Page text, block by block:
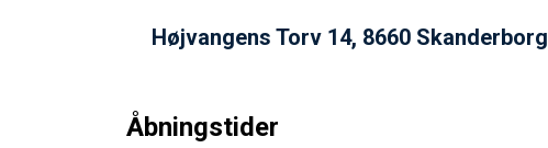
Højvangens Torv 14, 8660 Skanderborg
Åbningstider